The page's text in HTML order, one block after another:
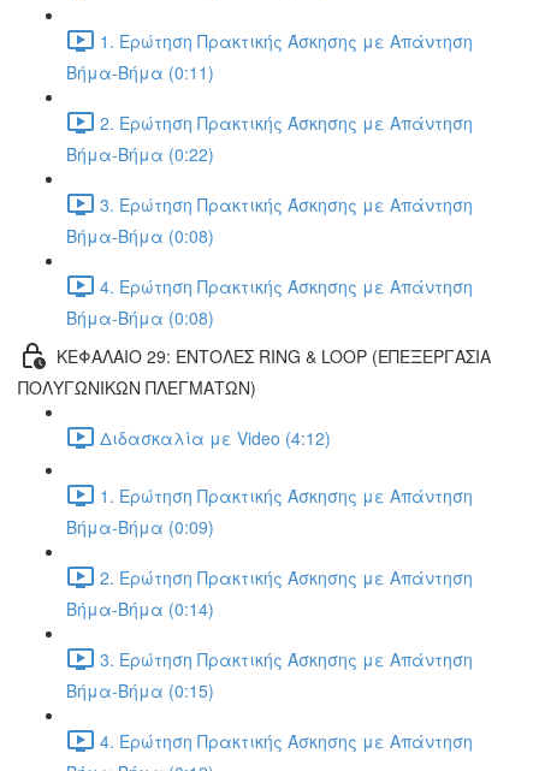
1. Ερώτηση Πρακτικής Άσκησης με Απάντηση
Βήμα-Βήμα (0:11)
2. Ερώτηση Πρακτικής Άσκησης με Απάντηση
Βήμα-Βήμα (0:22)
3. Ερώτηση Πρακτικής Άσκησης με Απάντηση
Βήμα-Βήμα (0:08)
4. Ερώτηση Πρακτικής Άσκησης με Απάντηση
Βήμα-Βήμα (0:08)
ΚΕΦΑΛΑΙΟ 29: ΕΝΤΟΛΕΣ RING & LOOP (ΕΠΕΞΕΡΓΑΣΙΑ
ΠΟΛΥΓΩΝΙΚΩΝ ΠΛΕΓΜΑΤΩΝ)
Διδασκαλία με Video (4:12)
1. Ερώτηση Πρακτικής Άσκησης με Απάντηση
Βήμα-Βήμα (0:09)
2. Ερώτηση Πρακτικής Άσκησης με Απάντηση
Βήμα-Βήμα (0:14)
3. Ερώτηση Πρακτικής Άσκησης με Απάντηση
Βήμα-Βήμα (0:15)
4. Ερώτηση Πρακτικής Άσκησης με Απάντηση